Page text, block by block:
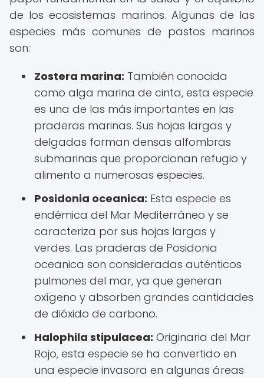
de los ecosistemas marinos. Algunas de las
especies más comunes de pastos marinos
son:
Zostera marina: También conocida
como alga marina de cinta, esta especie
es una de las más importantes en las
praderas marinas. Sus hojas largas y
delgadas forman densas alfombras
submarinas que proporcionan refugio y
alimento a numerosas especies.
Posidonia oceanica: Esta especie es
endémica del Mar Mediterráneo y se
caracteriza por sus hojas largas y
verdes. Las praderas de Posidonia
oceanica son consideradas auténticos
pulmones del mar, ya que generan
oxígeno y absorben grandes cantidades
de dióxido de carbono.
Halophila stipulacea: Originaria del Mar
Rojo, esta especie se ha convertido en
una especie invasora en algunas áreas